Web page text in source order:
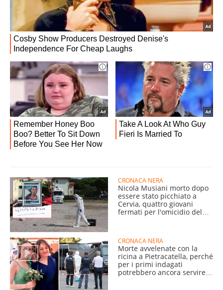
CRONACA NERA
Nicola Musiani morto dopo
essere stato picchiato a
Cervia, quattro giovani
fermati per l'omicidio del
CRONACA NERA
Morte avvelenate con la
ricina a Pietracatella, perché
per i primi indagati
potrebbero ancora servire